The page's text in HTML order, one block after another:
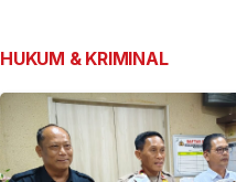
HUKUM & KRIMINAL